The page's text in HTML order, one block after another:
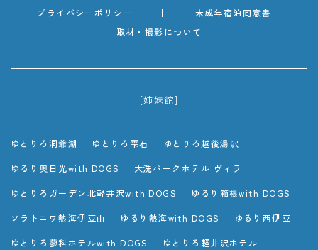
プライバシーポリシー
未成年宿泊同意書
取材・撮影について
[姉妹館]
ゆとりろ洞爺湖 ゆとりろ雫石 ゆとりろ越後湯沢
ゆるり奥日光with DOGS 大洗パークホテル ヴィラ
ゆとりろガーデン北軽井沢with DOGS ゆるり箱根with DOGS
ソラトニワ熱海伊豆山 ゆるり熱海with DOGS ゆるり西伊豆
ゆとりろ蓼科ホテルwith DOGS ゆとりろ軽井沢ホテル